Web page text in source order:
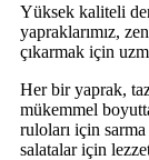
Yüksek kaliteli
yapraklarımız,
çıkarmak için
Her bir yaprak,
mükemmel
ruloları için
salatalar için